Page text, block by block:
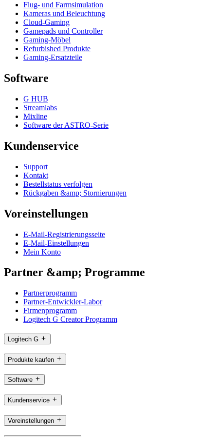
Flug- und Farmsimulation
Kameras und Beleuchtung
Cloud-Gaming
Gamepads und Controller
Gaming-Möbel
Refurbished Produkte
Gaming-Ersatzteile
Software
G HUB
Streamlabs
Mixline
Software der ASTRO-Serie
Kundenservice
Support
Kontakt
Bestellstatus verfolgen
Rückgaben &amp; Stornierungen
Voreinstellungen
E-Mail-Registrierungsseite
E-Mail-Einstellungen
Mein Konto
Partner &amp; Programme
Partnerprogramm
Partner-Entwickler-Labor
Firmenprogramm
Logitech G Creator Programm
Logitech G
Produkte kaufen
Software
Kundenservice
Voreinstellungen